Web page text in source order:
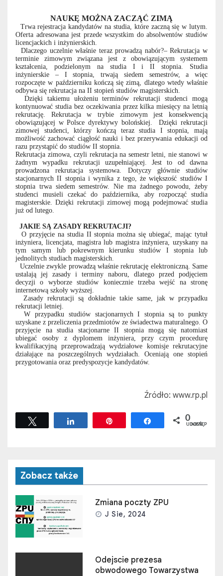
NAUKĘ MOŻNA ZACZĄĆ ZIMĄ
Trwa rejestracja kandydatów na studia, które zaczną się w lutym.
Oferta adresowana jest przede wszystkim do absolwentów studiów
licencjackich i inżynierskich.
Dlaczego uczelnie właśnie teraz prowadzą nabór?– Rekrutacja w
terminie zimowym związana jest z obowiązującym systemem
kształcenia, podzielonym na studia I i II stopnia. Studia
inżynierskie – I stopnia, trwają siedem semestrów, a więc
rozpoczęte w październiku kończą się zimą, dlatego wtedy właśnie
odbywa się rekrutacja na II stopień studiów magisterskich.
Dzięki takiemu ułożeniu terminów rekrutacji studenci mogą
kontynuować studia bez oczekiwania przez kilka miesięcy na letnią
rekrutację. Rekrutacja w trybie zimowym jest konsekwencją
obowiązującej w Polsce dyrektywy bolońskiej. Dzięki rekrutacji
zimowej studenci, którzy kończą teraz studia I stopnia, mają
możliwość zachować ciągłość nauki i bez przerywania edukacji od
razu przystąpić do studiów II stopnia.
Rekrutacja zimowa, czyli rekrutacja na semestr letni, nie stanowi w
żadnym wypadku rekrutacji uzupełniającej. Jest to od dawna
prowadzona rekrutacja systemowa. Dotyczy głównie studiów
stacjonarnych II stopnia i wynika z tego, że większość studiów I
stopnia trwa siedem semestrów. Nie ma żadnego powodu, żeby
studenci musieli czekać do października, aby rozpocząć studia
magisterskie. Dzięki rekrutacji zimowej mogą podejmować studia
już od lutego.
JAKIE SĄ ZASADY REKRUTACJI?
O przyjęcie na studia II stopnia można się ubiegać, mając tytuł
inżyniera, licencjata, magistra lub magistra inżyniera, uzyskany na
tym samym lub pokrewnym kierunku studiów I stopnia lub
jednolitych studiach magisterskich.
Uczelnie zwykle prowadzą właśnie rekrutację elektroniczną. Same
ustalają jej zasady i terminy naboru, dlatego przed podjęciem
decyzji o wyborze studiów koniecznie trzeba wejść na stronę
internetową szkoły wyższej.
Zasady rekrutacji są dokładnie takie same, jak w przypadku
rekrutacji letniej.
W przypadku studiów stacjonarnych I stopnia są to punkty
uzyskane z przeliczenia przedmiotów ze świadectwa maturalnego. O
przyjęcie na studia stacjonarne II stopnia mogą się natomiast
ubiegać osoby z dyplomem inżyniera, przy czym procedurę
kwalifikacyjną przeprowadzają wydziałowe komisje rekrutacyjne
działające na poszczególnych wydziałach. Oceniają one stopień
przygotowania oraz predyspozycje kandydatów.
Źródło: www.rp.pl
Udostępnij Udostępnij
0
UDOSTĘPNIEŃ
Zobacz także
Zmiana poczty ZPU
J Sie, 2024
Odejscie prezesa
obwodowego Towarzystwa